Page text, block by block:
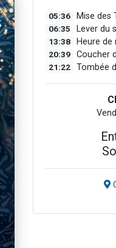
05:36 Mise des
06:35 Lever du
13:38 Heure de
20:39 Coucher
21:22 Tombée